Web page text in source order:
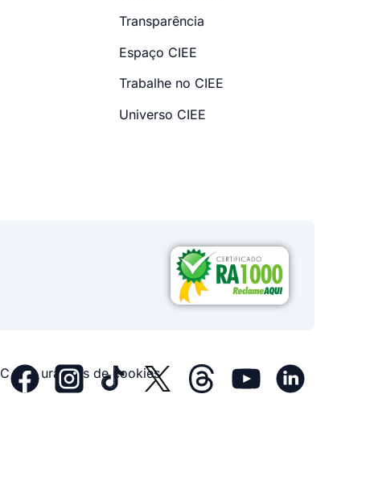
Transparência
Espaço CIEE
Trabalhe no CIEE
Universo CIEE
Configurações de cookies